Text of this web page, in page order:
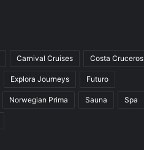
Carnival Cruises Costa Cruceros
Explora Journeys Futuro
Norwegian Prima Sauna Spa